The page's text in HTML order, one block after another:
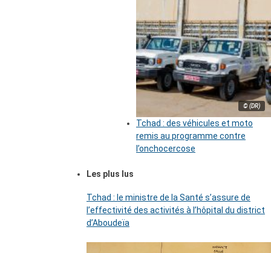
© (DR)
Tchad : des véhicules et moto
remis au programme contre
l’onchocercose
Les plus lus
Tchad : le ministre de la Santé s’assure de
l’effectivité des activités à l’hôpital du district
d’Aboudeïa